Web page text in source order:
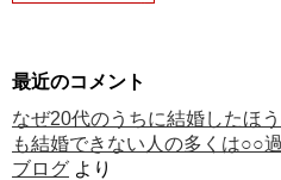
最近のコメント
なぜ20代のうちに結婚したほ
も結婚できない人の多くは○○
ブログ より